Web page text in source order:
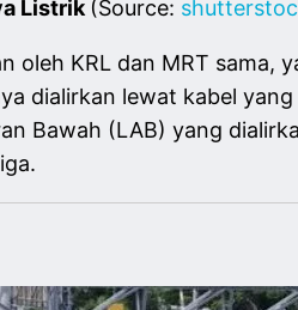
Listrik (Source:
oleh KRL dan MRT sama,
dialirkan lewat kabel
Bawah (LAB) yang